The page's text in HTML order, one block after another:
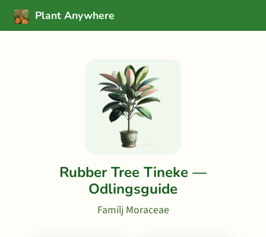
Plant Anywhere
Rubber Tree Tineke —
Odlingsguide
Familj Moraceae